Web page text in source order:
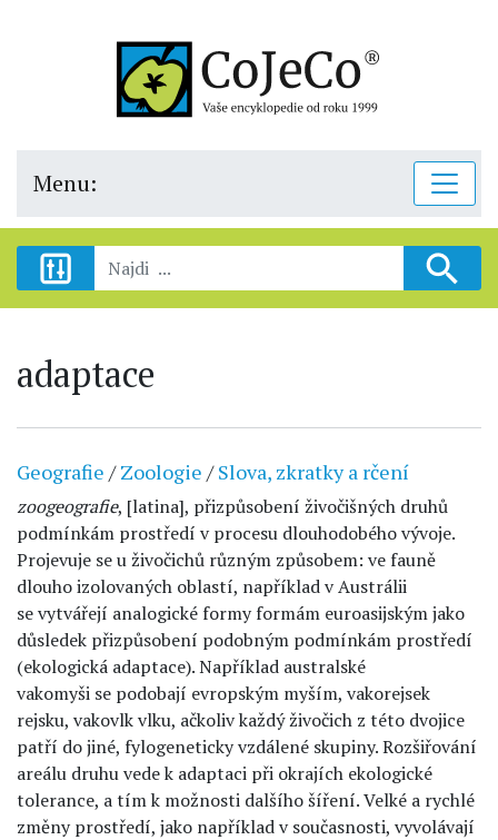
Menu:
adaptace
Geografie /Zoologie /Slova, zkratky a rčení
zoogeografie, [latina], přizpůsobení živočišných druhů
podmínkám prostředí v procesu dlouhodobého vývoje.
Projevuje se u živočichů různým způsobem: ve fauně
dlouho izolovaných oblastí, například v Austrálii
se vytvářejí analogické formy formám euroasijským jako
důsledek přizpůsobení podobným podmínkám prostředí
(ekologická adaptace). Například australské
vakomyši se podobají evropským myším, vakorejsek
rejsku, vakovlk vlku, ačkoliv každý živočich z této dvojice
patří do jiné, fylogeneticky vzdálené skupiny. Rozšiřování
areálu druhu vede k adaptaci při okrajích ekologické
tolerance, a tím k možnosti dalšího šíření. Velké a rychlé
změny prostředí, jako například v současnosti, vyvolávají